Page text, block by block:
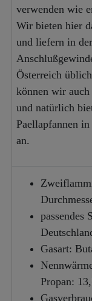
verwenden wie
Wir bieten hier
und liefern in
Österreich
können wir
und natürlich
Paellapfannen
an.
passendes
Gasart:
Propan: